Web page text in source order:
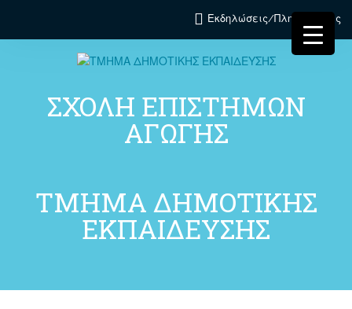
Εκδηλώσεις/Πληροφορίες
ΣΧΟΛΗ ΕΠΙΣΤΗΜΩΝ
ΑΓΩΓΗΣ
ΤΜΗΜΑ ΔΗΜΟΤΙΚΗΣ
ΕΚΠΑΙΔΕΥΣΗΣ